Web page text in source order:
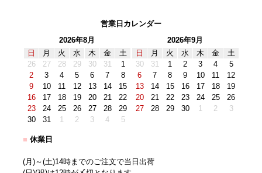
営業日カレンダー
2026年8月
日
月 火 水 木 金
土
26
27 28 29 30 31
1
2
3 4 5 6 7
8
9
10 11 12 13 14
15
16
17 18 19 20 21
22
23
24 25 26 27 28
29
30
31 1 2 3 4 5
2026年9月
日
月 火 水 木 金
土
30
31 1 2 3 4
5
6
7 8 9 10 11
12
13
14 15 16 17 18
19
20
21 22 23 24 25
26
27
28 29 30 1 2 3
■ 休業日
(月)～(土)14時までのご注文で当日出荷